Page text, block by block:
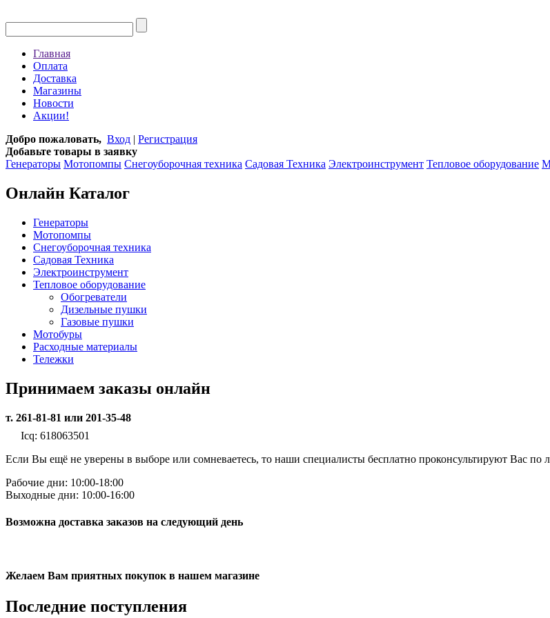
Главная
Оплата
Доставка
Магазины
Новости
Акции!
Добро пожаловать, Вход | Регистрация
Добавьте товары в заявку
Генераторы Мотопомпы Снегоуборочная техника Садовая Техника Электроинструмент Тепловое оборудование
Онлайн Каталог
Генераторы
Мотопомпы
Снегоуборочная техника
Садовая Техника
Электроинструмент
Тепловое оборудование
Обогреватели
Дизельные пушки
Газовые пушки
Мотобуры
Расходные материалы
Тележки
Принимаем заказы онлайн
т. 261-81-81 или 201-35-48
Icq: 618063501
Если Вы ещё не уверены в выборе или сомневаетесь, то наши специалисты бесплатно проконсультируют Вас
Рабочие дни: 10:00-18:00
Выходные дни: 10:00-16:00
Возможна доставка заказов на следующий день
Желаем Вам приятных покупок в нашем магазине
Последние поступления